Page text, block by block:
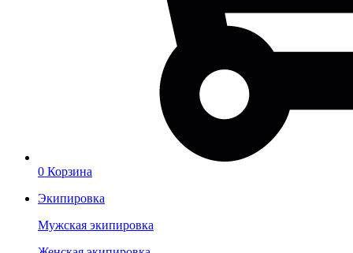
0 Корзина
Экипировка
Мужская экипировка